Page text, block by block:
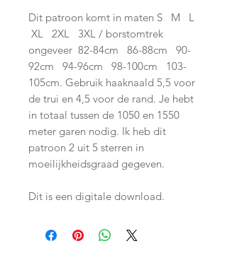
Dit patroon komt in maten S M L
XL 2XL 3XL / borstomtrek
ongeveer 82-84cm 86-88cm 90-
92cm 94-96cm 98-100cm 103-
105cm. Gebruik haaknaald 5,5 voor
de trui en 4,5 voor de rand. Je hebt
in totaal tussen de 1050 en 1550
meter garen nodig. Ik heb dit
patroon 2 uit 5 sterren in
moeilijkheidsgraad gegeven.
Dit is een digitale download.